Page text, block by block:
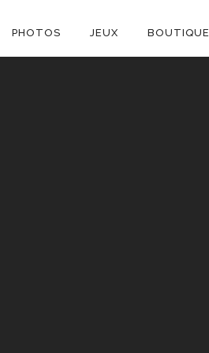
PHOTOS JEUX BOUTIQUE